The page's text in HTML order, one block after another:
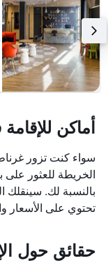
أماكن
سواء كنت تزور
الخريطة للعثور على
بالنسبة لك.
تحتوي على الأسعار
حقائق حول